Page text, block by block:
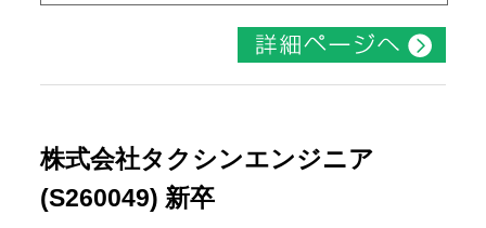
株式会社タクシンエンジニア
(S260049) 新卒